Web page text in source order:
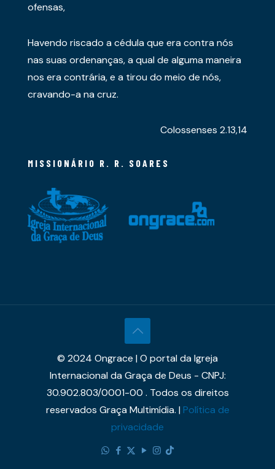
ofensas,
Havendo riscado a cédula que era contra nós
nas suas ordenanças, a qual de alguma maneira
nos era contrária, e a tirou do meio de nós,
cravando-a na cruz.
Colossenses 2.13,14
MISSIONÁRIO R. R. SOARES
© 2024 Ongrace | O portal da Igreja
Internacional da Graça de Deus - CNPJ:
30.902.803/0001-00 . Todos os direitos
reservados Graça Multimídia. |Política de
privacidade